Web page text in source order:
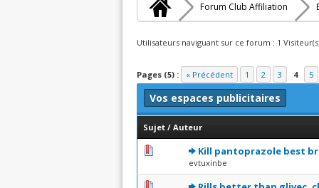
Forum Club Affiliation
Utilisateurs naviguant sur ce forum : 1
Pages (5) : « Précédent 1 2 3 4 5
Vos espaces publicitaires
Sujet / Auteur
Kill pantoprazole best
evtuxinbe
0 Votes - 0 sur 5 en moyenne
12345